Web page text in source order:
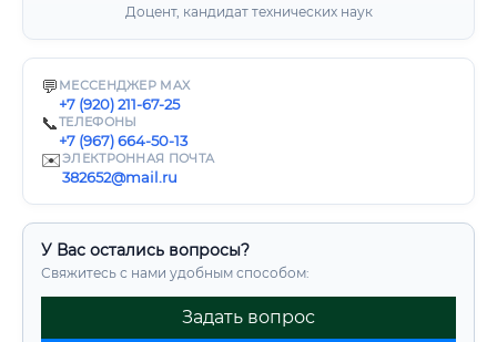
Доцент, кандидат технических наук
💬 МЕССЕНДЖЕР MAX
+7 (920) 211-67-25
📞ТЕЛЕФОНЫ
+7 (967) 664-50-13
✉️ЭЛЕКТРОННАЯ ПОЧТА
382652@mail.ru
У Вас остались вопросы?
Свяжитесь с нами удобным способом:
Задать вопрос